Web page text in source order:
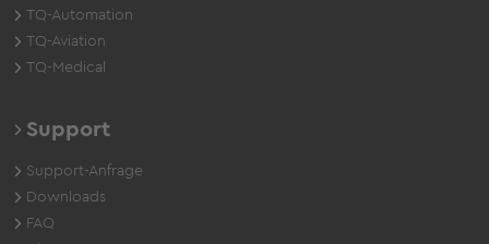
TQ-Automation
TQ-Aviation
TQ-Medical
Support
Support-Anfrage
Downloads
FAQ